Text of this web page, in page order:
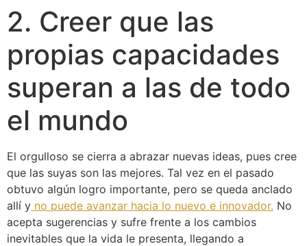
2. Creer que las
propias capacidades
superan a las de todo
el mundo
El orgulloso se cierra a abrazar nuevas ideas, pues cree
que las suyas son las mejores. Tal vez en el pasado
obtuvo algún logro importante, pero se queda anclado
allí y no puede avanzar hacia lo nuevo e innovador. No
acepta sugerencias y sufre frente a los cambios
inevitables que la vida le presenta, llegando a